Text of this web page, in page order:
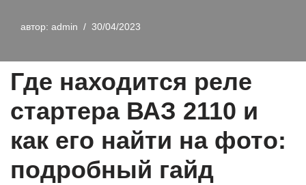
автор: admin 30/04/2023
Где находится реле
стартера ВАЗ 2110 и
как его найти на фото:
подробный гайд